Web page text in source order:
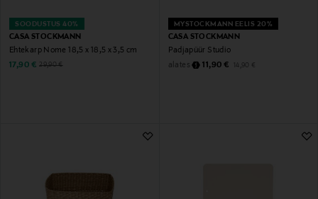
SOODUSTUS 40%
CASA STOCKMANN
Ehtekarp Nome 18,5 x 18,5 x 3,5 cm
Discounted Price
17,90 € Original Price
29,90 €
MYSTOCKMANN EELIS 20%
CASA STOCKMANN
Padjapüür Studio
alates
Discounted Price
11,90 € Original Price
14,90 €